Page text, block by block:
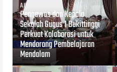
AUG 08, 2026
Pengawas dan Kepala
Sekolah Gugus 1 Bukittinggi
Perkuat Kolaborasi untuk
Mendorong Pembelajaran
Mendalam